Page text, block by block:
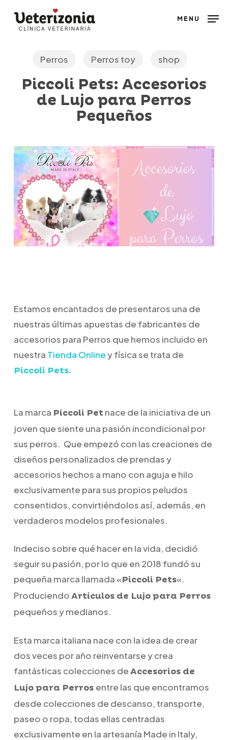
MENU
Perros Perros toy shop
Piccoli Pets: Accesorios
de Lujo para Perros
Pequeños
Estamos encantados de presentaros una de
nuestras últimas apuestas de fabricantes de
accesorios para Perros que hemos incluido en
nuestra Tienda Online y física se trata de
Piccoli Pets.
La marca Piccoli Petnace de la iniciativa de un
joven que siente una pasión incondicional por
sus perros. Que empezó con las creaciones de
diseños personalizados de prendas y
accesorios hechos a mano con aguja e hilo
exclusivamente para sus propios peludos
consentidos, convirtiéndolos así, además, en
verdaderos modelos profesionales.
Indeciso sobre qué hacer en la vida, decidió
seguir su pasión, por lo que en 2018 fundó su
pequeña marca llamada «Piccoli Pets«.
ProduciendoArtículos de Lujo para Perros
pequeños y medianos.
Esta marca italiana nace con la idea de crear
dos veces por año reinventarse y crea
fantásticas colecciones deAccesorios de
Lujo para Perros entre las que encontramos
desde colecciones de descanso, transporte,
paseo o ropa, todas ellas centradas
exclusivamente en la artesanía Made in Italy,